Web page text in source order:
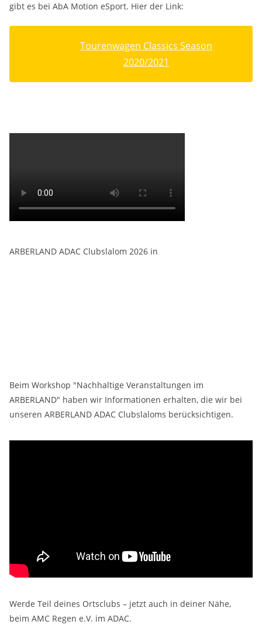
gibt es bei AbA Motion eSport. Hier der Link:
Tourenwagen Classics Season
2020/2021
ARBERLAND ADAC Clubslalom 2026 in
Beim Workshop "Nachhaltige Veranstaltungen im
ARBERLAND" haben wir Informationen erhalten, die wir bei
unseren ARBERLAND ADAC Clubslaloms berücksichtigen.
Werde Teil deines Ortsclubs – jetzt auch in deiner Nähe,
beim AMC Regen e.V. im ADAC.